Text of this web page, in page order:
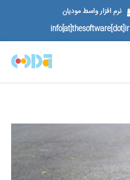
نرم افزار واسط مودیان
info[at]thesoftware[dot]ir